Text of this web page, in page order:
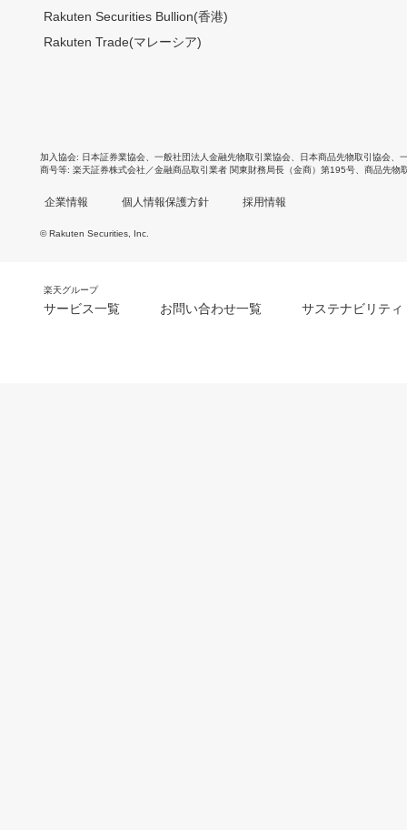
Rakuten Securities Bullion(香港)
Rakuten Trade(マレーシア)
加入協会 日本証券業協会 一般社団法人金融先物取引業協会 日本商品先物取引協会
商号等 楽天証券株式会社／金融商品取引業者 関東財務局長（金商）第195号、商品先物
企業情報 個人情報保護方針 採用情報
© Rakuten Securities, Inc.
楽天グループ
サービス一覧 お問い合わせ一覧 サステナビリティ